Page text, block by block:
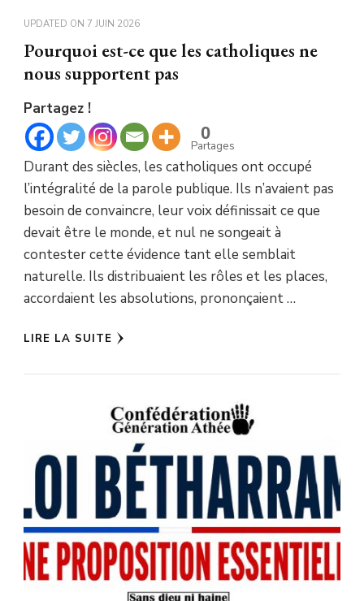
UPDATED ON 7 JUIN 2026
Pourquoi est-ce que les catholiques ne
nous supportent pas
Partagez !
0
Partages
Durant des siècles, les catholiques ont occupé
l’intégralité de la parole publique. Ils n’avaient pas
besoin de convaincre, leur voix définissait ce que
devait être le monde, et nul ne songeait à
contester cette évidence tant elle semblait
naturelle. Ils distribuaient les rôles et les places,
accordaient les absolutions, prononçaient …
LIRE LA SUITE